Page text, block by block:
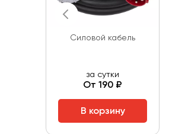
Силовой кабель
за сутки
От 190 ₽
В корзину